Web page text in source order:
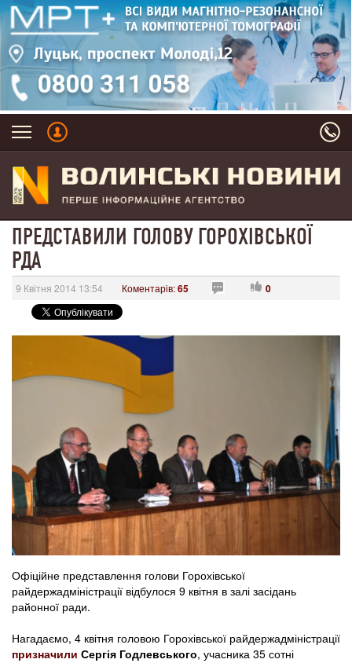
ПРЕДСТАВИЛИ ГОЛОВУ ГОРОХІВСЬКОЇ
РДА
9 Квітня 2014 13:54 Коментарів:65 0
Офіційне представлення голови Горохівської
райдержадміністрації відбулося 9 квітня в залі засідань
районної ради.
Нагадаємо, 4 квітня головою Горохівської райдержадміністрації
призначили Сергія Годлевського, учасника 35 сотні